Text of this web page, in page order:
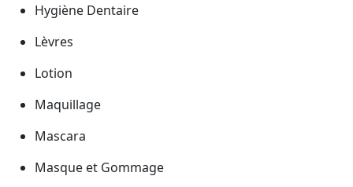
Hygiène Dentaire
Lèvres
Lotion
Maquillage
Mascara
Masque et Gommage